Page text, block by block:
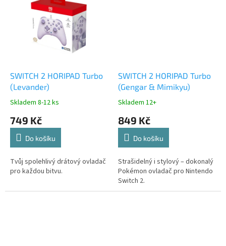
SWITCH 2 HORIPAD Turbo
(Levander)
Skladem 8-12 ks
749 Kč
Do košíku
Tvůj spolehlivý drátový ovladač
pro každou bitvu.
SWITCH 2 HORIPAD Turbo
(Gengar & Mimikyu)
Skladem 12+
849 Kč
Do košíku
Strašidelný i stylový – dokonalý
Pokémon ovladač pro Nintendo
Switch 2.